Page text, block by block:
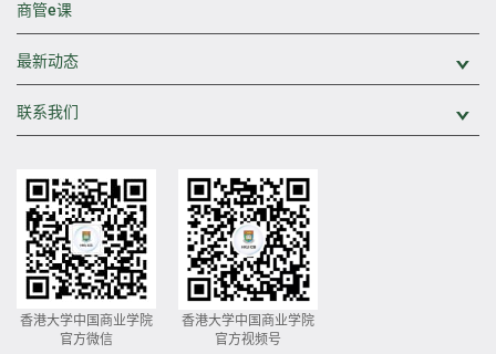
商管e课
最新动态
联系我们
香港大学中国商业学院
官方微信
香港大学中国商业学院
官方视频号